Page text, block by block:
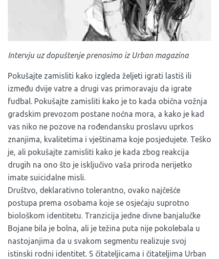
Intervju uz dopuštenje prenosimo iz Urban magazina
Pokušajte zamisliti kako izgleda željeti igrati lastiš ili
između dvije vatre a drugi vas primoravaju da igrate
fudbal. Pokušajte zamisliti kako je to kada obična vožnja
gradskim prevozom postane noćna mora, a kako je kad
vas niko ne pozove na rođendansku proslavu uprkos
znanjima, kvalitetima i vještinama koje posjedujete. Teško
je, ali pokušajte zamisliti kako je kada zbog reakcija
drugih na ono što je isključivo vaša priroda nerijetko
imate suicidalne misli.
Društvo, deklarativno tolerantno, ovako najčešće
postupa prema osobama koje se osjećaju suprotno
biološkom identitetu. Tranzicija jedne divne banjalučke
Bojane bila je bolna, ali je težina puta nije pokolebala u
nastojanjima da u svakom segmentu realizuje svoj
istinski rodni identitet. S čitateljicama i čitateljima Urban